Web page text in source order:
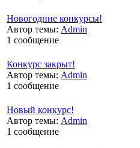
Новогодние конкурсы!
Автор темы: Admin
1 сообщение
Конкурс закрыт!
Автор темы: Admin
1 сообщение
Новый конкурс!
Автор темы: Admin
1 сообщение